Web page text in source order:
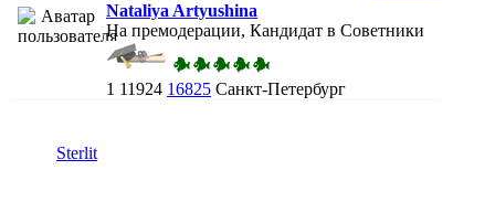
Nataliya Artyushina
На премодерации, Кандидат в Советники
1 11924 16825 Санкт-Петербург
Sterlit